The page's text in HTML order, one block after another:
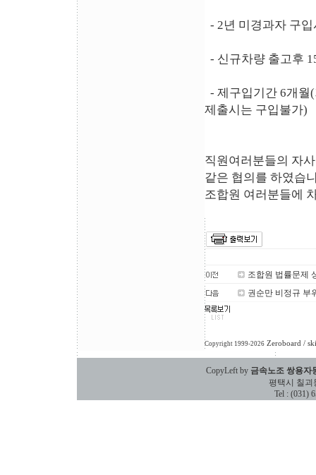
- 2년 미경과자 구
- 신규차량 출고후
- 제구입기간 6개월
제출시는 구입불가)
직원여러분들의 자
같은 협의를 하였습
조합원 여러분들에
조합원 법률문제
권순만 비정규 부
Copyright 1999-2026 Zeroboard /
CopyLeft by 금속노조 쌍용자
평택시 칠괴동
Tel : (031)